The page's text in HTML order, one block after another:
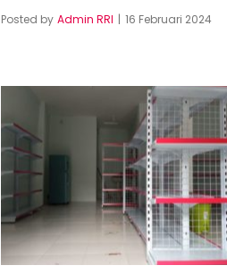
Posted by Admin RRI 16 Februari 2024